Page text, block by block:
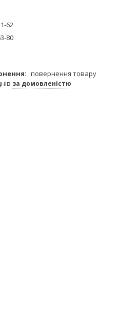
62
80
повернення товару
за домовленістю